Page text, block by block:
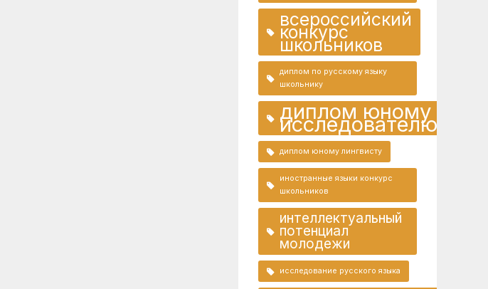
всероссийский
конкурс
школьников
диплом по русскому языку
школьнику
диплом юному
исследователю
диплом юному лингвисту
иностранные языки конкурс
школьников
интеллектуальный
потенциал
молодежи
исследование русского языка